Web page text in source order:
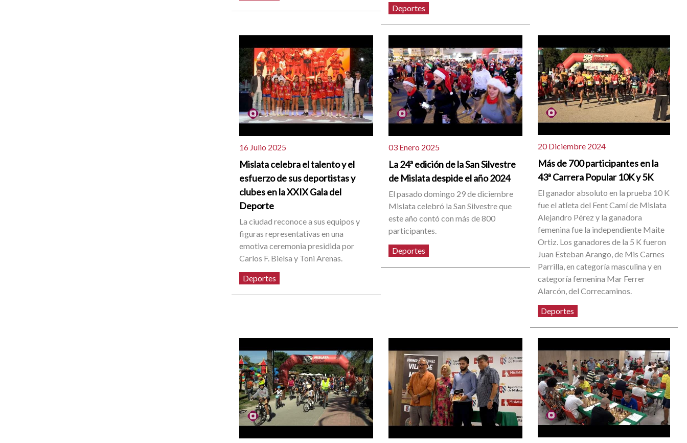
Deportes
16 Julio 2025
Mislata celebra el talento y el
esfuerzo de sus deportistas y
clubes en la XXIX Gala del
Deporte
La ciudad reconoce a sus equipos y
figuras representativas en una
emotiva ceremonia presidida por
Carlos F. Bielsa y Toni Arenas.
Deportes
03 Enero 2025
La 24ª edición de la San Silvestre
de Mislata despide el año 2024
El pasado domingo 29 de diciembre
Mislata celebró la San Silvestre que
este año contó con más de 800
participantes.
Deportes
20 Diciembre 2024
Más de 700 participantes en la
43ª Carrera Popular 10K y 5K
El ganador absoluto en la prueba 10 K
fue el atleta del Fent Camí de Mislata
Alejandro Pérez y la ganadora
femenina fue la independiente Maite
Ortiz. Los ganadores de la 5 K fueron
Juan Esteban Arango, de Mis Carnes
Parrilla, en categoría masculina y en
categoría femenina Mar Ferrer
Alarcón, del Correcaminos.
Deportes